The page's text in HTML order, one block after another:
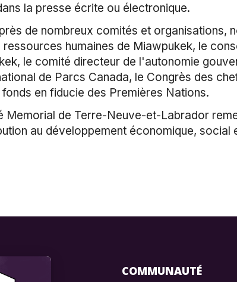
la presse écrite ou électronique.
de nombreux comités et organisations,
humaines de Miawpukek, le
le comité directeur de l'autonomie
de Parcs Canada, le Congrès des
en fiducie des Premières Nations.
Memorial de Terre-Neuve-et-Labrador
au développement économique, social
COMMUNAUTÉ